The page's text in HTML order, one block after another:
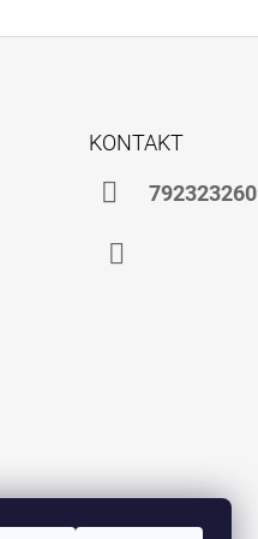
KONTAKT
792323260